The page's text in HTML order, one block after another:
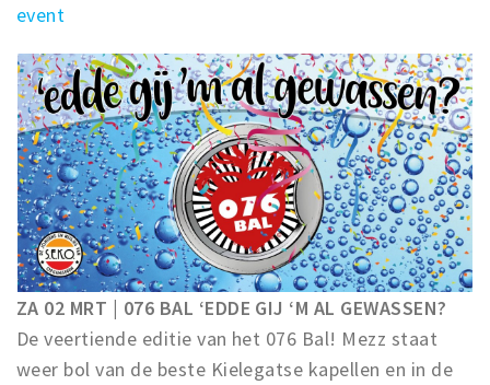
event
ZA 02 MRT | 076 BAL ‘EDDE GIJ ‘M AL GEWASSEN?
De veertiende editie van het 076 Bal! Mezz staat
weer bol van de beste Kielegatse kapellen en in de